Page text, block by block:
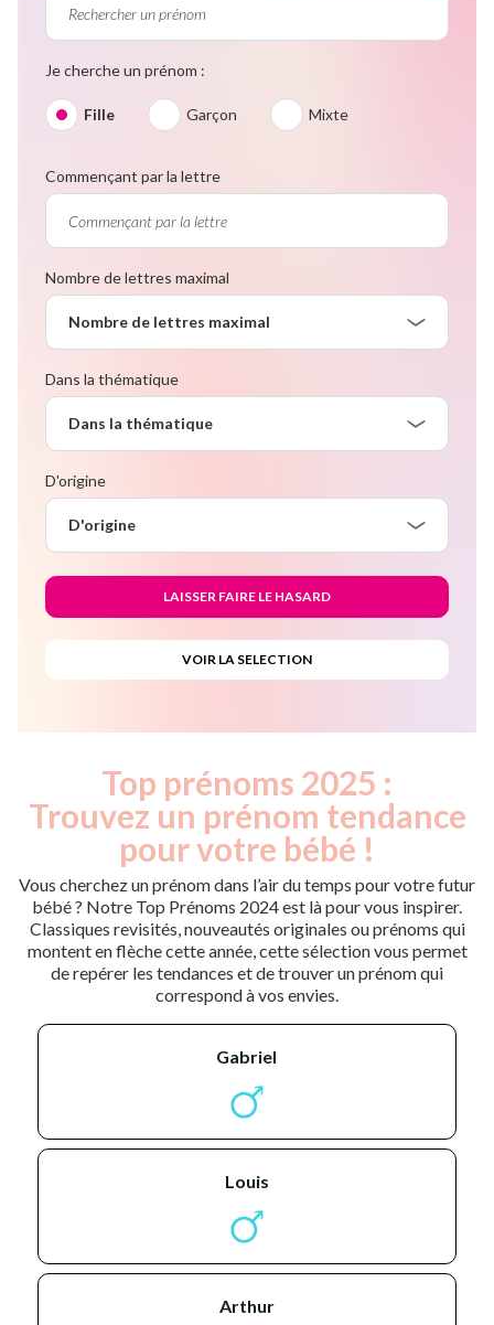
Je cherche un prénom :
Fille Garçon Mixte
Commençant par la lettre
Nombre de lettres maximal
Nombre de lettres maximal
Dans la thématique
Dans la thématique
D'origine
D'origine
Top prénoms 2025 :
Trouvez un prénom tendance
pour votre bébé !
Vous cherchez un prénom dans l’air du temps pour votre futur
bébé ? Notre Top Prénoms 2024 est là pour vous inspirer.
Classiques revisités, nouveautés originales ou prénoms qui
montent en flèche cette année, cette sélection vous permet
de repérer les tendances et de trouver un prénom qui
correspond à vos envies.
gabriel
louis
arthur